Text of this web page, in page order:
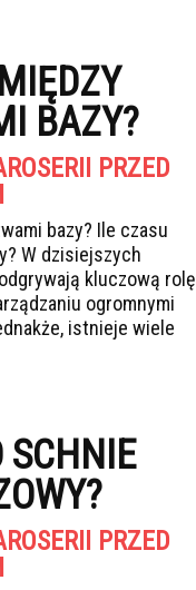
BAZY?
PRZED
bazy? Ile czasu
W dzisiejszych
kluczową rolę
ogromnymi
istnieje wiele
SCHNIE
PRZED